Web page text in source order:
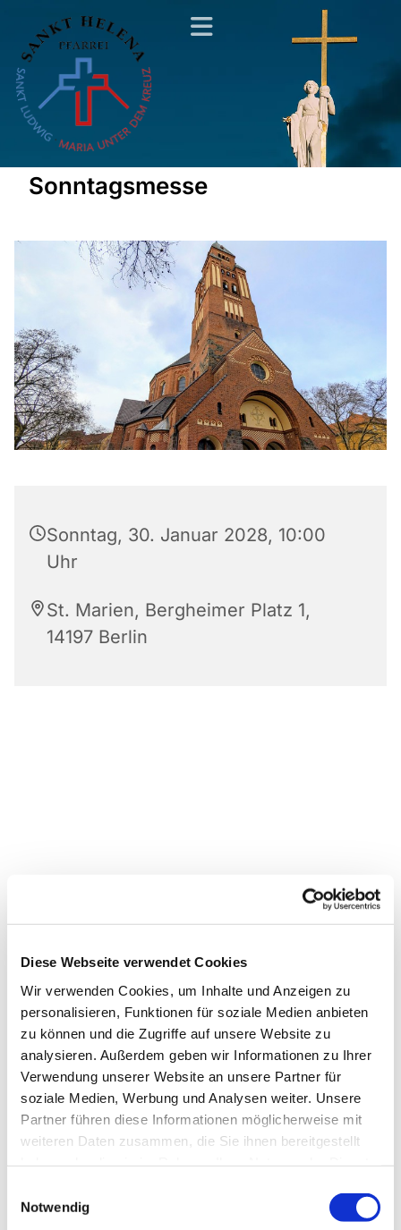
Diese Webseite verwendet Cookies
Wir verwenden Cookies, um Inhalte und Anzeigen zu
personalisieren, Funktionen für soziale Medien anbieten
zu können und die Zugriffe auf unsere Website zu
analysieren. Außerdem geben wir Informationen zu Ihrer
Verwendung unserer Website an unsere Partner für
soziale Medien, Werbung und Analysen weiter. Unsere
Partner führen diese Informationen möglicherweise mit
weiteren Daten zusammen, die Sie ihnen bereitgestellt
Notwendig
Sonntagsmesse
Sonntag, 30. Januar 2028, 10:00
Uhr
St. Marien, Bergheimer Platz 1,
14197 Berlin
Dies könnte Sie auch
interessieren